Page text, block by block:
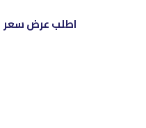
اطلب عرض سعر